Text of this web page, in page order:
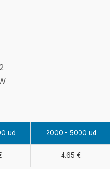
ud 2000 - 5000 ud
4.65 €